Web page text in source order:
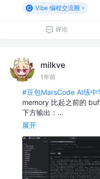
Vibe 编程交流圈
评论
milkve
1年前
#豆包MarsCode AI练中
memory 比起之前的
下方输出：…
展开